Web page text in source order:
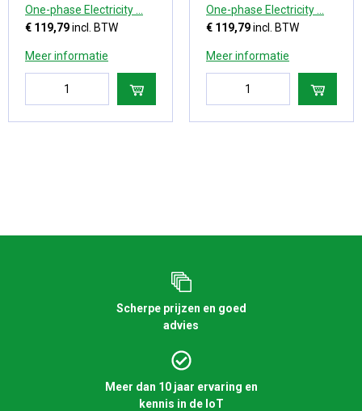
One-phase Electricity ...
€ 119,79incl. BTW
Meer informatie
One-phase Electricity ...
€ 119,79incl. BTW
Meer informatie
Scherpe prijzen en goed
advies
Meer dan 10 jaar ervaring en
kennis in de IoT